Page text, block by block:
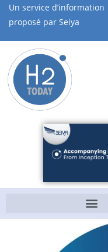
Un service d’information
proposé par Seiya